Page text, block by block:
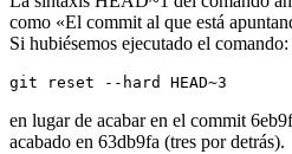
como «El commit al que está
Si hubiésemos ejecutado el comando:
git reset --hard HEAD~3
en lugar de acabar en el commit
acabado en 63db9fa (tres por detrás).